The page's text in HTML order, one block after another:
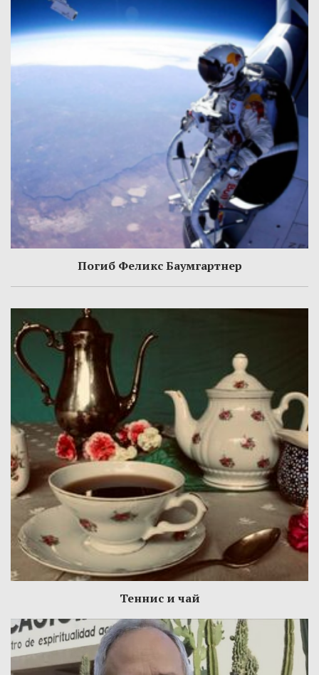
Погиб Феликс Баумгартнер
Теннис и чай